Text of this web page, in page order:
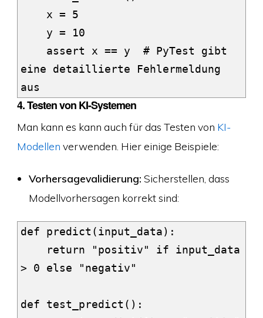
eine detaillierte Fehlermeldung
4.Testen von KI-Systemen
Man kann es kann auch für das Testen von KI-
Modellen verwenden. Hier einige Beispiele:
Vorhersagevalidierung: Sicherstellen, dass
Modellvorhersagen korrekt sind:
def predict(input_data):
> 0 else "negativ"
def test_predict():